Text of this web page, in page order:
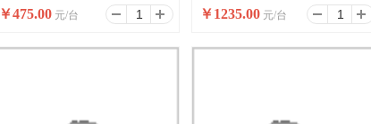
电二层交换机
￥475.00 元/台 兆电+4光二层管理交换机
￥1235.00 元/台